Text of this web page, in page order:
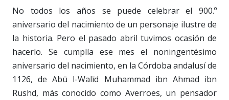
No todos los años se puede celebrar el 900.º
aniversario del nacimiento de un personaje ilustre de
la historia. Pero el pasado abril tuvimos ocasión de
hacerlo. Se cumplía ese mes el noningentésimo
aniversario del nacimiento, en la Córdoba andalusí de
1126, de Abū l-Walīd Muhammad ibn Ahmad ibn
Rushd, más conocido como Averroes, un pensador